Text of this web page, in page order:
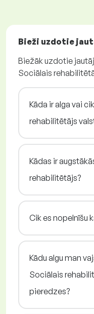
Bieži uzdotie
Biežāk uzdotie
Sociālais
Kāda ir alga vai
rehabilitētājs
Kādas ir
rehabilitētājs?
Cik es nopelnīšu
Kādu algu man
Sociālais
pieredzes?